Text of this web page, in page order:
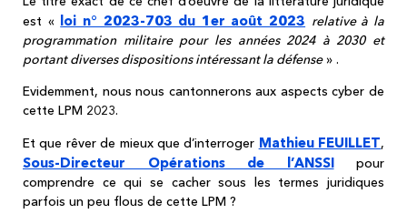
est « loi n° 2023-703 du 1er août 2023 relative à la
programmation militaire pour les années 2024 à 2030 et
portant diverses dispositions intéressant la défense» .
Evidemment, nous nous cantonnerons aux aspects cyber de
cette LPM 2023.
Et que rêver de mieux que d’interroger Mathieu FEUILLET,
Sous-Directeur Opérations de l’ANSSI pour
comprendre ce qui se cacher sous les termes juridiques
parfois un peu flous de cette LPM ?